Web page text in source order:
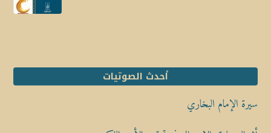
أحدث الصوتيات
سيرة الإمام البخاري